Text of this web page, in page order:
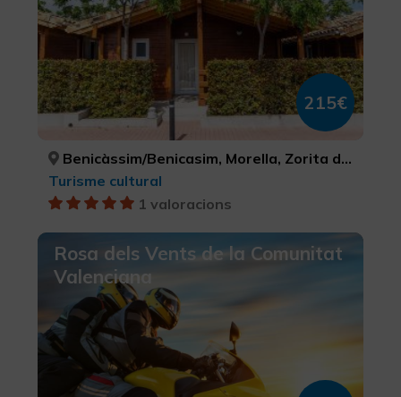
215€
Benicàssim/Benicasim, Morella, Zorita del Maestrazgo, CASTELLÓ/CASTELLÓN, CASTELLÓ/CASTELLÓN, CASTELLÓ/CASTELLÓN
Turisme cultural
1 valoracions
Rosa dels Vents de la Comunitat
Valenciana